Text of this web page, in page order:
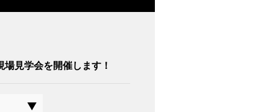
見学会を開催します！